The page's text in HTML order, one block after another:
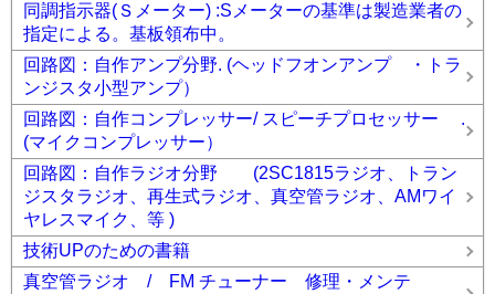
同調指示器(Ｓメーター) :Sメーターの基準は製造業者の
指定による。基板領布中。
回路図：自作アンプ分野. (ヘッドフオンアンプ ・トラ
ンジスタ小型アンプ）
回路図：自作コンプレッサー/ スピーチプロセッサー .
(マイクコンプレッサー）
回路図：自作ラジオ分野 (2SC1815ラジオ、トラン
ジスタラジオ、再生式ラジオ、真空管ラジオ、AMワイ
ヤレスマイク、等 )
技術UPのための書籍
真空管ラジオ / FM チューナー 修理・メンテ